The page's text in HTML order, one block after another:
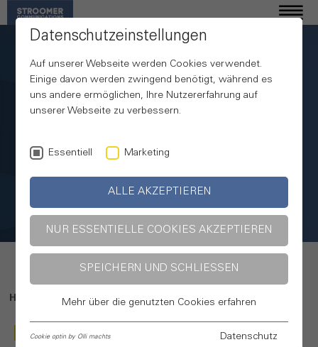
Public Relations
Home Leistungen Public Relations
IMAGE VERBESSERN
Datenschutzeinstellungen
Auf unserer Webseite werden Cookies verwendet.
Einige davon werden zwingend benötigt, während es
uns andere ermöglichen, Ihre Nutzererfahrung auf
unserer Webseite zu verbessern.
Essentiell Marketing
ALLE AKZEPTIEREN
NUR ESSENTIELLE COOKIES AKZEPTIEREN
SPEICHERN UND SCHLIESSEN
Mehr über die genutzten Cookies erfahren
Cookie optin by Olli machts Datenschutz